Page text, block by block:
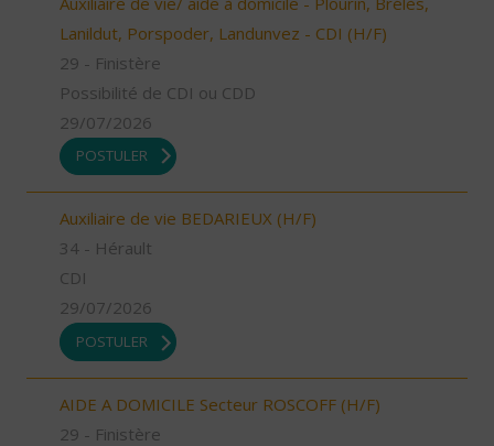
Lanildut, Porspoder, Landunvez - CDI (H/F)
29 - Finistère
Possibilité de CDI ou CDD
29/07/2026
POSTULER
Auxiliaire de vie BEDARIEUX (H/F)
34 - Hérault
CDI
29/07/2026
POSTULER
AIDE A DOMICILE Secteur ROSCOFF (H/F)
29 - Finistère